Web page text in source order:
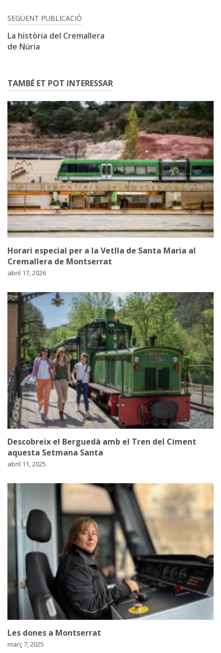
SEGÜENT PUBLICACIÓ
La història del Cremallera
de Núria
TAMBÉ ET POT INTERESSAR
Horari especial per a la Vetlla de Santa Maria al
Cremallera de Montserrat
abril 17, 2026
Descobreix el Berguedà amb el Tren del Ciment
aquesta Setmana Santa
abril 11, 2025
Les dones a Montserrat
març 7, 2025